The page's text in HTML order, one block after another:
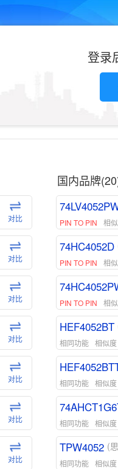
登录
对比
对比
对比
对比
对比
对比
对比
国内品牌
PIN TO PIN 相
74HC4052D
PIN TO PIN 相
PIN TO PIN 相
HEF4052BT
相同功能 相似
相同功能 相似
相同功能 相似
TPW4052 (
相同功能 相似